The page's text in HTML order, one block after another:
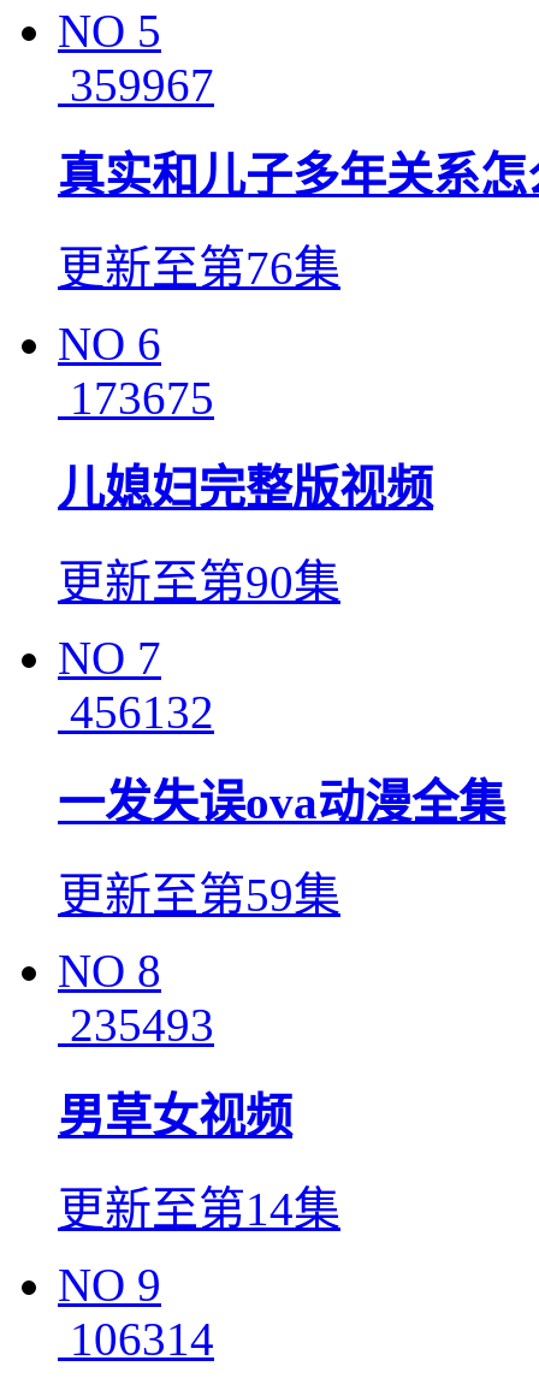
NO 5
359967
真实和儿子多年关系怎
更新至第76集
NO 6
173675
儿媳妇完整版视频
更新至第90集
NO 7
456132
一发失误ova动漫全集
更新至第59集
NO 8
235493
男草女视频
更新至第14集
NO 9
106314